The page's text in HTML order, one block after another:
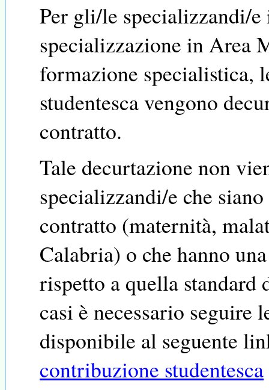
Per gli/le specializzandi/
specializzazione in Area
formazione specialistica,
studentesca vengono
contratto.
Tale decurtazione non
specializzandi/e che
contratto (maternità,
Calabria) o che hanno
rispetto a quella
casi è necessario
disponibile al seguente
contribuzione studentesca